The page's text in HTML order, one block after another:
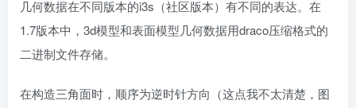
几何数据在不同版本的i3s（社区版本）有不同的表达。在
1.7版本中，3d模型和表面模型几何数据用draco压缩格式的
二进制文件存储。
在构造三角面时，顺序为逆时针方向（这点我不太清楚，图